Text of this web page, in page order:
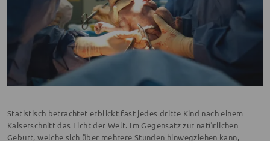
Statistisch betrachtet erblickt fast jedes dritte Kind nach einem
Kaiserschnitt das Licht der Welt. Im Gegensatz zur natürlichen
Geburt, welche sich über mehrere Stunden hinwegziehen kann,